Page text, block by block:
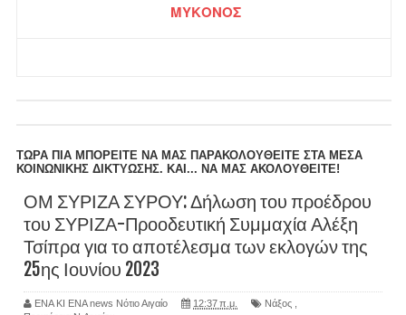
ΜΥΚΟΝΟΣ
ΤΩΡΑ ΠΙΑ ΜΠΟΡΕΙΤΕ ΝΑ ΜΑΣ ΠΑΡΑΚΟΛΟΥΘΕΙΤΕ ΣΤΑ ΜΕΣΑ
ΚΟΙΝΩΝΙΚΗΣ ΔΙΚΤΥΩΣΗΣ. ΚΑΙ... ΝΑ ΜΑΣ ΑΚΟΛΟΥΘΕΙΤΕ!
ΟΜ ΣΥΡΙΖΑ ΣΥΡΟΥ: Δήλωση του προέδρου
του ΣΥΡΙΖΑ-Προοδευτική Συμμαχία Αλέξη
Τσίπρα για το αποτέλεσμα των εκλογών της
25ης Ιουνίου 2023
ΕΝΑ ΚΙ ΕΝΑ news Νότιο Αιγαίο 12:37 π.μ. Νάξος